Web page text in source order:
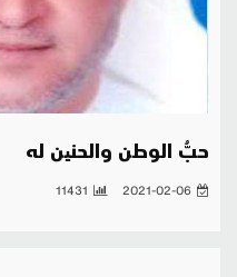
حبُّ الوطن والحنین له
2021-02-06
11431